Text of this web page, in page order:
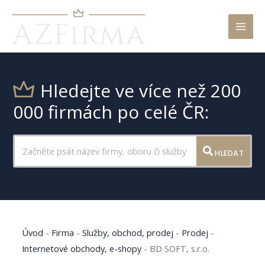
Hledejte ve více než 200
000 firmách po celé ČR:
HLEDAT
Úvod - Firma -Služby, obchod, prodej - Prodej -
Internetové obchody, e-shopy- BD SOFT, s.r.o.